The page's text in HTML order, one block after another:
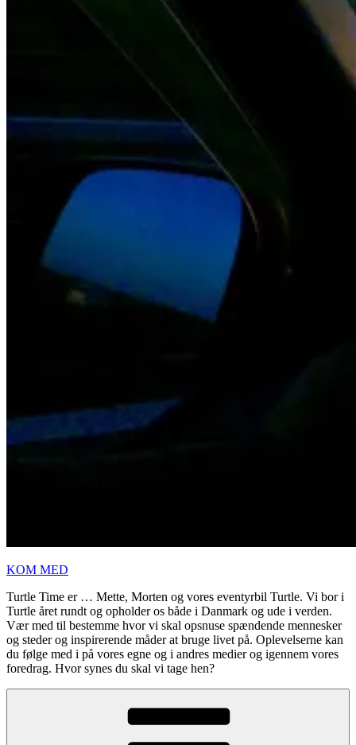
KOM MED
Turtle Time er … Mette, Morten og vores eventyrbil Turtle. Vi bor i
Turtle året rundt og opholder os både i Danmark og ude i verden.
Vær med til bestemme hvor vi skal opsnuse spændende mennesker
og steder og inspirerende måder at bruge livet på. Oplevelserne kan
du følge med i på vores egne og i andres medier og igennem vores
foredrag. Hvor synes du skal vi tage hen?